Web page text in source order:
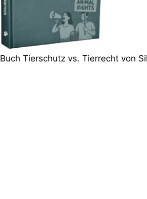
Buch Tierschutz vs. Tierrecht von